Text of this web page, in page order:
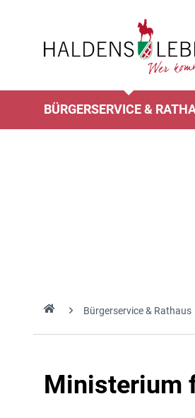
BÜRGERSERVICE &
Bürgerservice & Rathaus
Ministerium